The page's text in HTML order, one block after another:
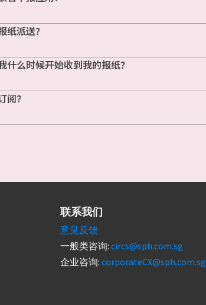
纸派送？
什么时候开始收到我的报纸？
阅？
联系我们
意见反馈
一般类咨询: circs@sph.com.sg
企业咨询: corporateCX@sph.com.sg